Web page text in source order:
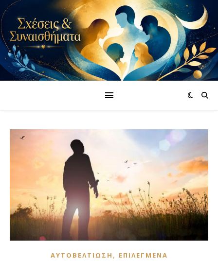
ΑΥΤΟΒΕΛΤΊΩΣΗ , ΕΠΙΛΕΓΜΈΝΑ